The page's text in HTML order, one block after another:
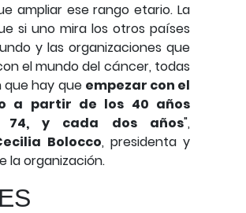
ampliar ese rango etario. La
si uno mira los otros países
y las organizaciones que
el mundo del cáncer, todas
que hay que empezar con el
a partir de los 40 años
74, y cada dos años",
Bolocco, presidenta y
la organización.